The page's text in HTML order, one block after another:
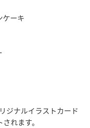
ケーキ
ジナルイラストカード
れます。